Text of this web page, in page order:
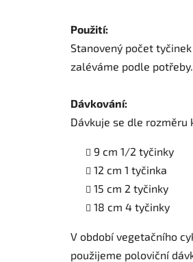
Použití:
Stanovený počet
zaléváme podle potřeby.
Dávkování:
Dávkuje se dle rozměru
9 cm 1/2 tyčinky
12 cm 1 tyčinka
15 cm 2 tyčinky
18 cm 4 tyčinky
V období vegetačního
použijeme poloviční